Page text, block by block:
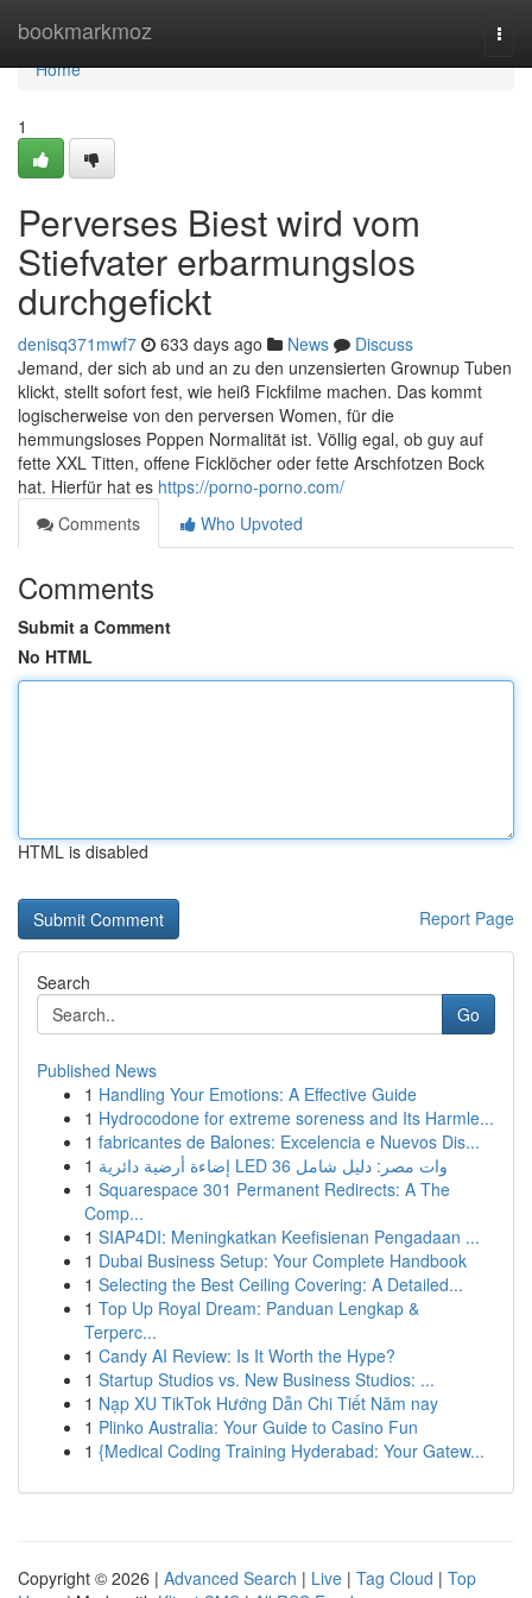
bookmarkmoz
Home
Home
1
Perverses Biest wird vom
Stiefvater erbarmungslos
durchgefickt
denisq371mwf7 633 days ago News
Discuss
Jemand, der sich ab und an zu den unzensierten Grownup Tuben
klickt, stellt sofort fest, wie heiß Fickfilme machen. Das kommt
logischerweise von den perversen Women, für die
hemmungsloses Poppen Normalität ist. Völlig egal, ob guy auf
fette XXL Titten, offene Ficklöcher oder fette Arschfotzen Bock
hat. Hierfür hat es https://porno-porno.com/
Comments
Who Upvoted
Comments
Submit a Comment
No HTML
HTML is disabled
Report Page
Search
Go
Published News
1 Handling Your Emotions: A Effective Guide
1 Hydrocodone for extreme soreness and Its Harmle...
1 fabricantes de Balones: Excelencia e Nuevos Dis...
1
إضاءة أرضية دائرية LED 36 وات مصر: دليل شامل
1 Squarespace 301 Permanent Redirects: A The
Comp...
1 SIAP4DI: Meningkatkan Keefisienan Pengadaan ...
1 Dubai Business Setup: Your Complete Handbook
1 Selecting the Best Ceiling Covering: A Detailed...
1 Top Up Royal Dream: Panduan Lengkap &
Terperc...
1 Candy AI Review: Is It Worth the Hype?
1 Startup Studios vs. New Business Studios: ...
1 Nạp XU TikTok Hướng Dẫn Chi Tiết Năm nay
1 Plinko Australia: Your Guide to Casino Fun
1 {Medical Coding Training Hyderabad: Your Gatew...
Copyright © 2026 | Advanced Search | Live | Tag Cloud | Top